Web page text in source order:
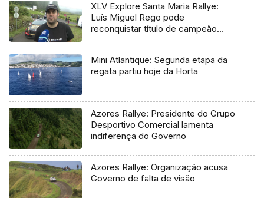
XLV Explore Santa Maria Rallye:
Luís Miguel Rego pode
reconquistar título de campeão
Mini Atlantique: Segunda etapa da
regata partiu hoje da Horta
Azores Rallye: Presidente do Grupo
Desportivo Comercial lamenta
indiferença do Governo
Azores Rallye: Organização acusa
Governo de falta de visão